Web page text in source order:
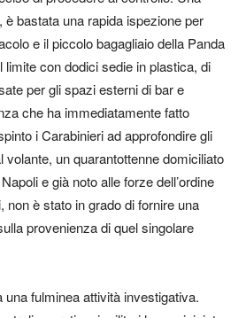
bastata una rapida ispezione per
e il piccolo bagagliaio della Panda
limite con dodici sedie in plastica, di
per gli spazi esterni di bar e
che ha immediatamente fatto
i Carabinieri ad approfondire gli
volante, un quarantottenne domiciliato
e già noto alle forze dell’ordine
è stato in grado di fornire una
provenienza di quel singolare
fulminea attività investigativa.